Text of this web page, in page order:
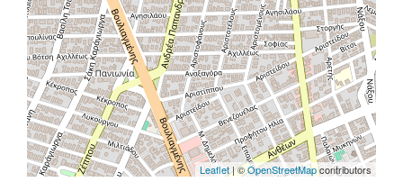
Leaflet| ©OpenStreetMapcontributors